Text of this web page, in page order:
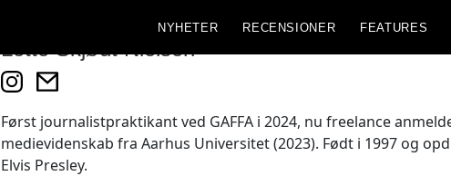
NYHETER RECENSIONER FEATURES
Lotte Skjødt Nielsen
Først journalistpraktikant ved GAFFA i 2024, nu freelance
medievidenskab fra Aarhus Universitet (2023). Født i 1997 og
Elvis Presley.